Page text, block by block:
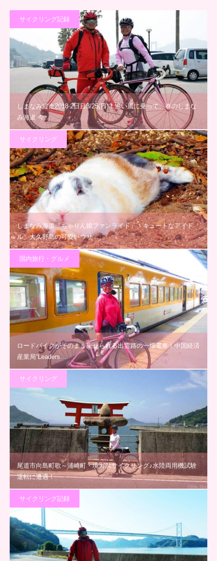
サイクリング記録
しまなみ縦走2018 2日目3/25(日)！追い風に乗って、春のしまな
み海道 今…
サイクリング
しまなみ海道『ちゃりん娘ファンライド』！キュートなアイド
ル、大久野島の可愛いウサ…
国内旅行・グルメ
ロードバイクがそのまま乗せられる出雲路の一畑電車！中国経済
産業局“Leaders…
サイクリング
尾道市向島町歌～浦崎町・境ガ浜サイクリング♪水陸両用機試験
運転に遭遇！
サイクリング記録